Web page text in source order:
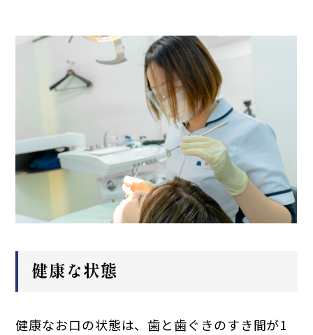
健康な状態
健康なお口の状態は、歯と歯ぐきのすき間が1